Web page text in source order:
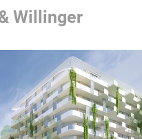
Willinger